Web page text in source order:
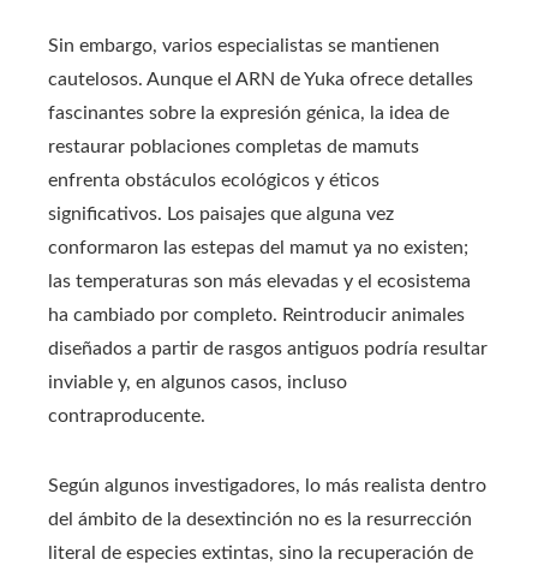
Sin embargo, varios especialistas se mantienen
cautelosos. Aunque el ARN de Yuka ofrece detalles
fascinantes sobre la expresión génica, la idea de
restaurar poblaciones completas de mamuts
enfrenta obstáculos ecológicos y éticos
significativos. Los paisajes que alguna vez
conformaron las estepas del mamut ya no existen;
las temperaturas son más elevadas y el ecosistema
ha cambiado por completo. Reintroducir animales
diseñados a partir de rasgos antiguos podría resultar
inviable y, en algunos casos, incluso
contraproducente.
Según algunos investigadores, lo más realista dentro
del ámbito de la desextinción no es la resurrección
literal de especies extintas, sino la recuperación de